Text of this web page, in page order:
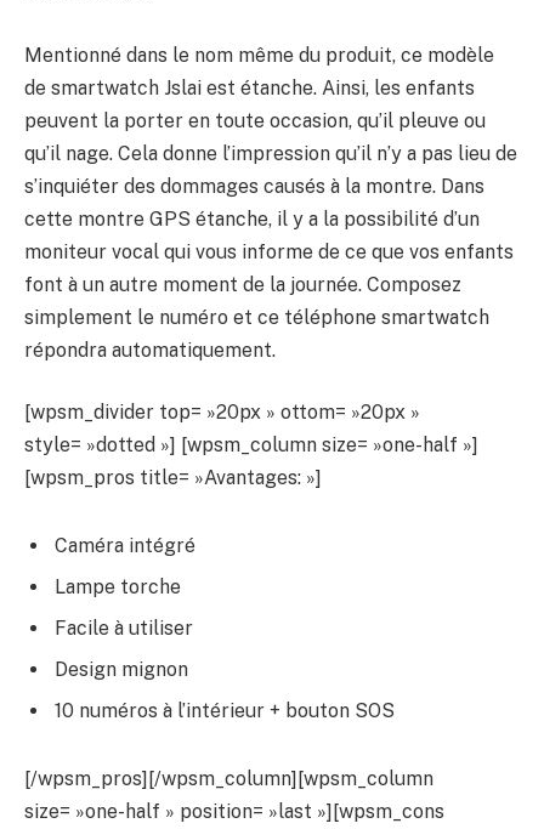
Mentionné dans le nom même du produit, ce modèle
de smartwatch Jslai est étanche. Ainsi, les enfants
peuvent la porter en toute occasion, qu’il pleuve ou
qu’il nage. Cela donne l’impression qu’il n’y a pas lieu de
s’inquiéter des dommages causés à la montre. Dans
cette montre GPS étanche, il y a la possibilité d’un
moniteur vocal qui vous informe de ce que vos enfants
font à un autre moment de la journée. Composez
simplement le numéro et ce téléphone smartwatch
répondra automatiquement.
[wpsm_divider top= »20px » ottom= »20px »
style= »dotted »] [wpsm_column size= »one-half »]
[wpsm_pros title= »Avantages: »]
Caméra intégré
Lampe torche
Facile à utiliser
Design mignon
10 numéros à l’intérieur + bouton SOS
[/wpsm_pros][/wpsm_column][wpsm_column
size= »one-half » position= »last »][wpsm_cons